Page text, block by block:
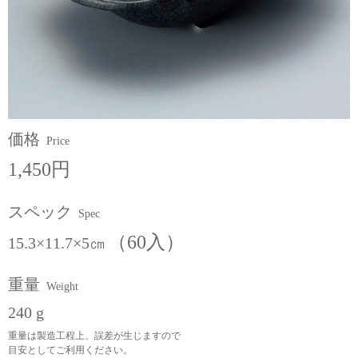
価格 Price
1,450円
スペック Spec
15.3×11.7×5㎝ （60入）
重量 Weight
240 g
重量は製造工程上、誤差が生じますので
目安としてご利用ください。